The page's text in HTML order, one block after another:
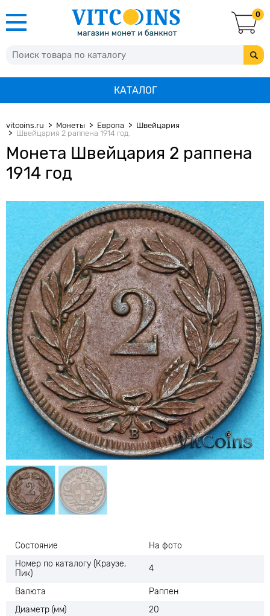
0
КАТАЛОГ
vitcoins.ru Монеты Европа
Швейцария
Швейцария 2 раппена 1914 год.
Монета Швейцария 2 раппена
1914 год
Состояние
На фото
Номер по каталогу (Краузе,
Пик)
4
Валюта
Раппен
Диаметр (мм)
20